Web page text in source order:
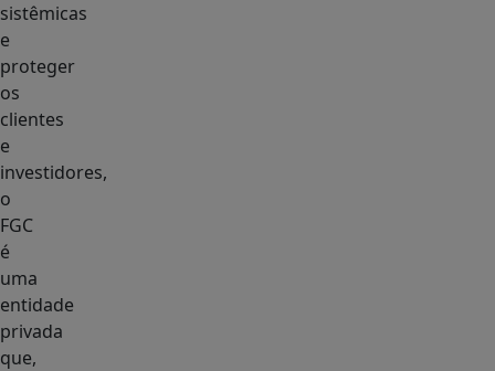
sistêmicas
e
proteger
os
clientes
e
investidores,
o
FGC
é
uma
entidade
privada
que,